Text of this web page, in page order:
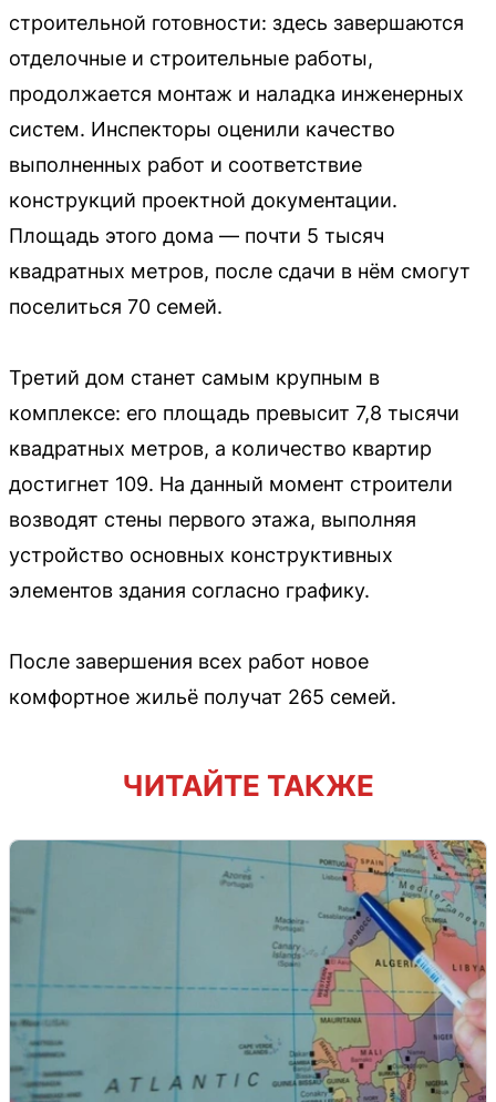
строительной готовности: здесь завершаются
отделочные и строительные работы,
продолжается монтаж и наладка инженерных
систем. Инспекторы оценили качество
выполненных работ и соответствие
конструкций проектной документации.
Площадь этого дома — почти 5 тысяч
квадратных метров, после сдачи в нём смогут
поселиться 70 семей.
Третий дом станет самым крупным в
комплексе: его площадь превысит 7,8 тысячи
квадратных метров, а количество квартир
достигнет 109. На данный момент строители
возводят стены первого этажа, выполняя
устройство основных конструктивных
элементов здания согласно графику.
После завершения всех работ новое
комфортное жильё получат 265 семей.
ЧИТАЙТЕ ТАКЖЕ